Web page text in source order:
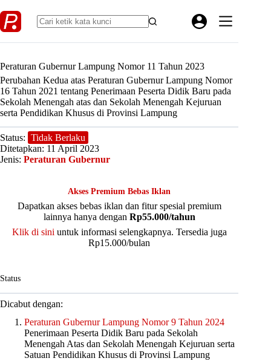
to
content
Peraturan Gubernur Lampung Nomor 11 Tahun 2023
Perubahan Kedua atas Peraturan Gubernur Lampung Nomor
16 Tahun 2021 tentang Penerimaan Peserta Didik Baru pada
Sekolah Menengah atas dan Sekolah Menengah Kejuruan
serta Pendidikan Khusus di Provinsi Lampung
Status: Tidak Berlaku
Ditetapkan: 11 April 2023
Jenis: Peraturan Gubernur
Akses Premium Bebas Iklan
Dapatkan akses bebas iklan dan fitur spesial premium
lainnya hanya dengan Rp55.000/tahun
Klik di sini untuk informasi selengkapnya. Tersedia juga
Rp15.000/bulan
Status
Dicabut dengan:
Peraturan Gubernur Lampung Nomor 9 Tahun 2024
Penerimaan Peserta Didik Baru pada Sekolah
Menengah Atas dan Sekolah Menengah Kejuruan serta
Satuan Pendidikan Khusus di Provinsi Lampung